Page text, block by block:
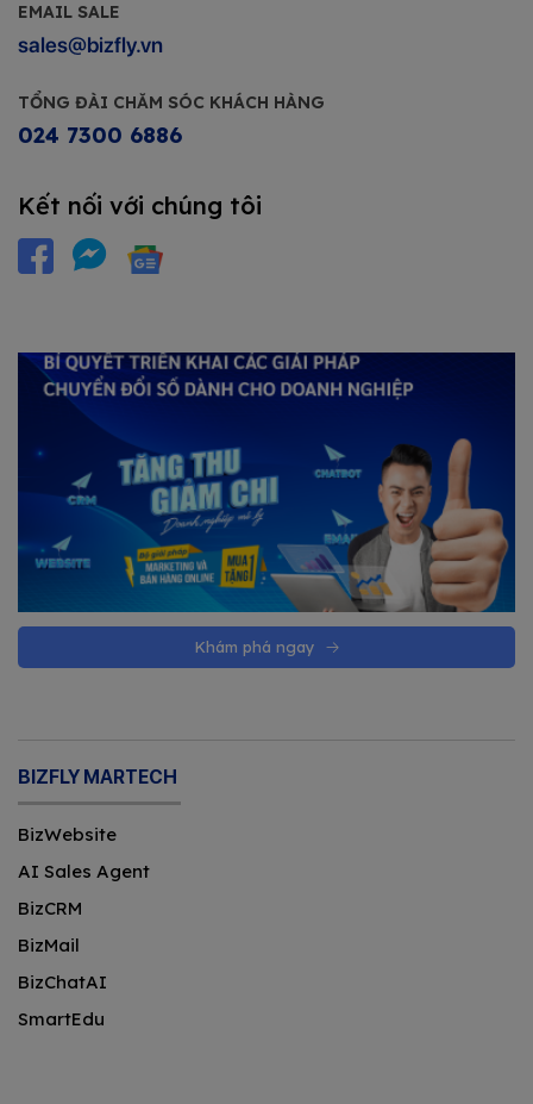
EMAIL SALE
sales@bizfly.vn
TỔNG ĐÀI CHĂM SÓC KHÁCH HÀNG
024 7300 6886
Kết nối với chúng tôi
Khám phá ngay
BIZFLY MARTECH
BizWebsite
AI Sales Agent
BizCRM
BizMail
BizChatAI
SmartEdu